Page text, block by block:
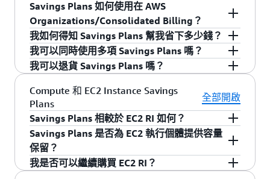
Amazon EC2、AWS Lambda 和 AWS Fargate 的用
量。EC2 Instance Savings Plans 適用於 EC2 用
量，而 SageMaker Savings Plans 適用於
SageMaker 用量。
租用為何，都會自動在 EC2 執行個體用量套用
這些方案，同時還適用於 AWS Fargate 和
Lambda 用量。例如，使用 Compute Savings
Plans，您可以隨時從 C4 執行個體變更為 M5
執行個體，將工作負載從歐洲 (愛爾蘭) 移轉至
Fargate 或 Lambda，並持續自動支付 Savings
Plans 價格。
EC2 Instance Savings Plans
格，從而節省高達 72% 的費用，換取該區域
針對個別執行個體系列的使用承諾 (例如，維
的小時承諾基於您的歷史隨需用量，以及您選擇
的方案類型、期限和支付方式。如需更具體的分
析，您可以使用 AWS 帳單與成本管理中的
Savings Plans 購買分析器來估算自訂 Savings
Plans 購買案例的潛在成本節省。註冊 Savings
Plan 後，您的運算用量將自動以 Savings Plans 的
折扣價收費，任何超出承諾的用量，則將以正常
的隨需費率收費。
Savings Plan將完全是按月計費。Savings Plans
上，預繳部分款項的選擇提供了更低的價格當您
選擇了這個選項，您將被預扣半額，其餘款項將
出現在每月的帳單中。當您選擇了全部預繳，您
將享有最低的價格，且一次性扣款。
Savings Plans 提供的折扣價可在此處
定價的頁面
中找到，並且能用 API/CLI 的方式索取。完成註冊
後，您即可從 AWS 管理主控台找到使用中
Savings Plans 的價格選項，或是透過 API/CLI 的
方式尋找。
Savings Plans 如何使用在 AWS
Organizations/Consolidated Billing？
Savings Plans 可以在 AWS Organization/合併帳
單系列內的任何帳戶中購買。依預設，Savings
Plans 中提供的益處適用於 AWS Organization/合
併帳單系列的所有帳戶中的用量。或者，您可使
用成本類別將 AWS 帳戶分組，並在群組層級購買
Savings Plans，藉此優先套用折扣，或將折扣限
制在每個群組內。然而，您也可以選擇將 Savings
Plans 的益處僅限於購買項目的帳戶。
我如何得知 Savings Plans 幫我省下多少錢？
AWS Cost Explorer 可具體呈現您藉由 Savings
Plans 省下的預算。您亦可使用AWS Cost
Explorer中的 Savings Plans 績效報告，了解
Savings Plans 的使用狀況。
我可以同時使用多項 Savings Plans 嗎？
是。您的 AWS 帳單將會計入所有作用中 Savings
Plans。
我可以退貨 Savings Plans 嗎？
任何在過去 7 天內購買且每小時承諾在 100 美元
或以下的 Savings Plans 都可以在當月退貨。退貨
Savings Plans 後，您針對相應 Savings Plans 所支
付的任何預付費用度將獲得 100% 退款，這些退
款將在退貨後 24 小時內反映在您的賬單中。相關
計畫涵蓋的任何用量都將按隨需費率收取，或適
Compute 和 EC2 Instance Savings
Plans
全部開啟
Savings Plans 相較於 EC2 RI 如何？
與「隨需」相較之下，Savings Plans 就如同 EC2
RI 一般，可大幅節省成本，而且能自動減少客戶
在跨越任何 AWS 區域運算用量的帳單金額，即使
Savings Plans 是否為 EC2 執行個體提供容量
保留？
否，Savings Plans 不提供容量保留。但是，您可
我是否可以繼續購買 EC2 RI？